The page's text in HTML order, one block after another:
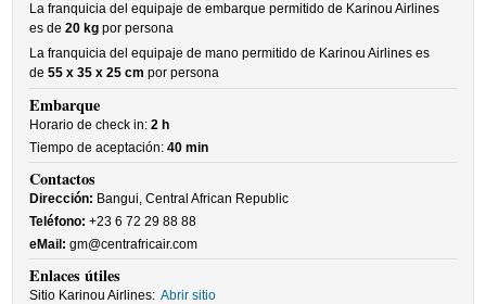
La franquicia del equipaje de embarque permitido de Karinou Airlines
es de20 kg por persona
La franquicia del equipaje de mano permitido de Karinou Airlines es
de55 x 35 x 25 cm por persona
Embarque
Horario de check in:2 h
Tiempo de aceptación:40 min
Contactos
Dirección: Bangui, Central African Republic
Teléfono: +23 6 72 29 88 88
eMail: gm@centrafricair.com
Enlaces útiles
Sitio Karinou Airlines: Abrir sitio